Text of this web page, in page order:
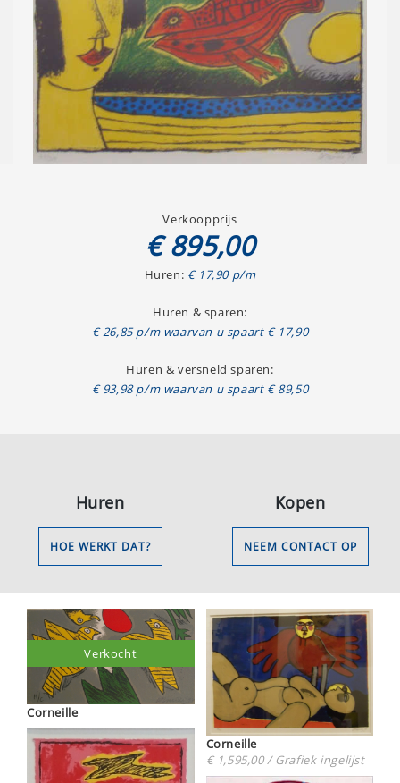
Verkoopprijs
€ 895,00
Huren: € 17,90 p/m
Huren & sparen:
€ 26,85 p/m waarvan u spaart € 17,90
Huren & versneld sparen:
€ 93,98 p/m waarvan u spaart € 89,50
Huren
HOE WERKT DAT?
Kopen
NEEM CONTACT OP
Corneille
Verkocht
Corneille
€ 1,595,00 / Grafiek ingelijst